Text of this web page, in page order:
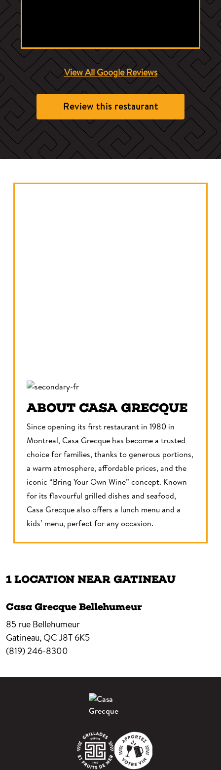
View All Google Reviews
Review this restaurant
ABOUT CASA GRECQUE
Since opening its first restaurant in 1980 in
Montreal, Casa Grecque has become a trusted
choice for families, thanks to generous portions,
a warm atmosphere, affordable prices, and the
iconic “Bring Your Own Wine” concept. Known
for its flavourful grilled dishes and seafood,
Casa Grecque also offers a lunch menu and a
kids’ menu, perfect for any occasion.
1 LOCATION NEAR GATINEAU
Casa Grecque Bellehumeur
85 rue Bellehumeur
Gatineau, QCJ8T 6K5
(819) 246-8300